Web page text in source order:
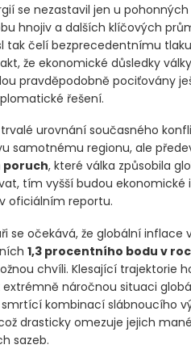
se nezastavil jen u
hnojiv a dalších klíčových
tak čelí bezprecedentnímu tlaku
že ekonomické důsledky
pravděpodobně pociťovány
řešení.
urovnání současného
samotnému regionu, ale
poruch, které válka způsobila
tím vyšší budou ekonomické i
oficiálním reportu.
se očekává, že globální inflace
1,3 procentního bodu v
chvíli. Klesající trajektorie
extrémně náročnou situaci
kombinací slábnoucího
drasticky omezuje jejich
sazeb.